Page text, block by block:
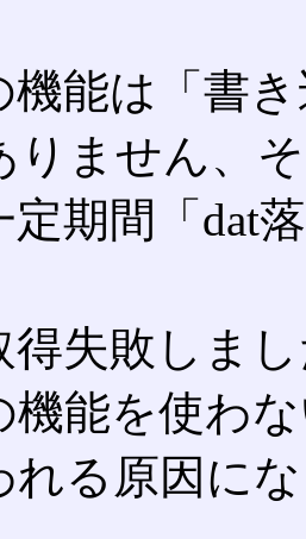
機能は「書
りません、
定期間「dat
得失敗しま
機能を使わ
れる原因に